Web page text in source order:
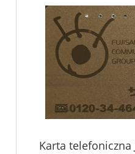
Karta telefoniczna